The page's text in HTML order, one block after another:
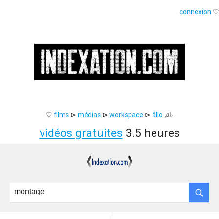
connexion ♡
♡ films ⊳ médias ⊳ workspace ⊳ âllo ♫♭
vidéos gratuites 3.5 heures